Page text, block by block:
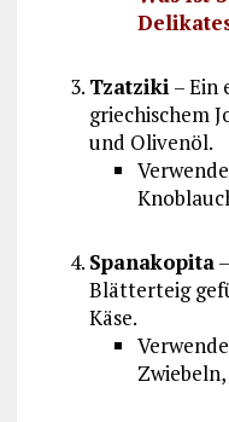
Tzatziki – Ein
griechischem
und Olivenöl.
Spanakopita
Blätterteig
Käse.